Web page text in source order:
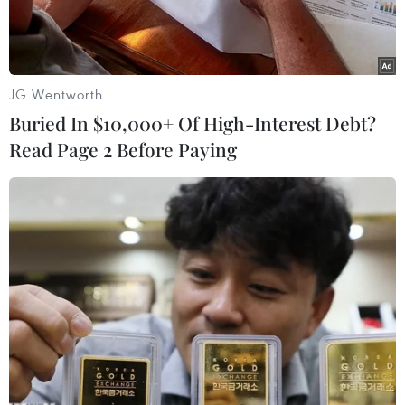
gian lận.
Do Kwon đã bị bắt giữ tại Montenegro hôm 23/3. (Nguồn:
Bloomberg)
Ngày 24/3, Do Kwon - nhà sáng lập hai đồng
tiền kỹ thuật số TerraUSD và Luna - đã bị khởi
JG Wentworth
Buried In $10,000+ Of High-Interest Debt?
Read Page 2 Before Paying